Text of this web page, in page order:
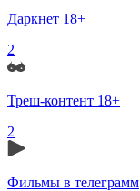
Даркнет 18+
2
Треш-контент 18+
2
Фильмы в телеграмм